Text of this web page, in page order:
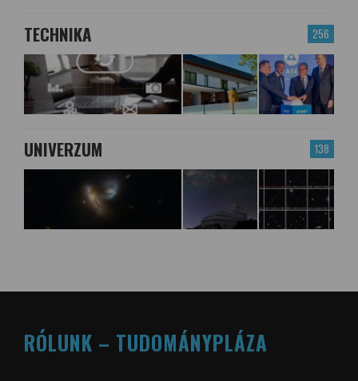
256
TECHNIKA
138
UNIVERZUM
RÓLUNK – TUDOMÁNYPLÁZA